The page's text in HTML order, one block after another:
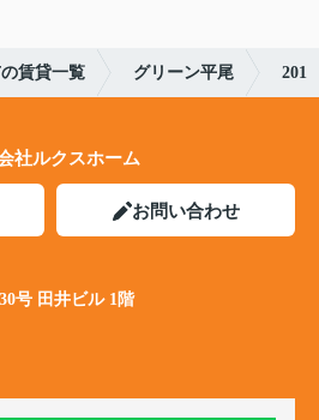
賃貸一覧 グリーン平尾 201
社ルクスホーム
お問い合わせ
号 田井ビル 1階